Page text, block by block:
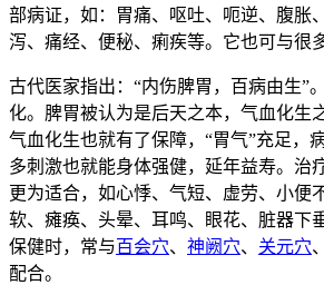
部病证，如：胃痛、呕吐、呃逆、腹胀
泻、痛经、便秘、痢疾等。它也可与很
古代医家指出：“内伤脾胃，百病由生”
化。脾胃被认为是后天之本，气血化生
气血化生也就有了保障，“胃气”充足，
多刺激也就能身体强健，延年益寿。治
更为适合，如心悸、气短、虚劳、小便
软、瘫痪、头晕、耳鸣、眼花、脏器下
保健时，常与百会穴、 神阙穴、 关元穴
配合。